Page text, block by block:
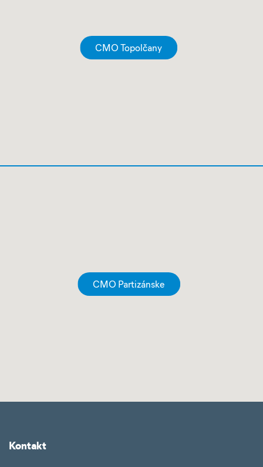
CMO Topolčany
CMO Partizánske
Kontakt